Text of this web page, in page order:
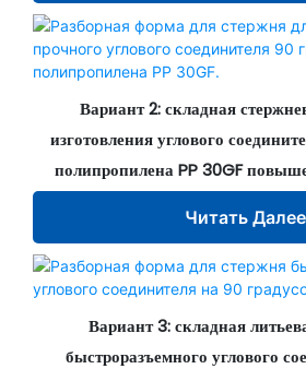
Вариант 2: складная
изготовления углового
полипропилена PP 30GF
Читать Далее
Вариант 3: складная
быстроразъемного углового